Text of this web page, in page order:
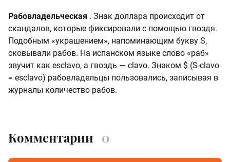
Рабовладельческая . Знак доллара происходит от
скандалов, которые фиксировали с помощью гвоздя.
Подобным «украшением», напоминающим букву S,
сковывали рабов. На испанском языке слово «раб»
звучит как esclavo, а гвоздь — clavo. Знаком $ (S-clavo
= esclavo) рабовладельцы пользовались, записывая в
журналы количество рабов.
Комментарии 0